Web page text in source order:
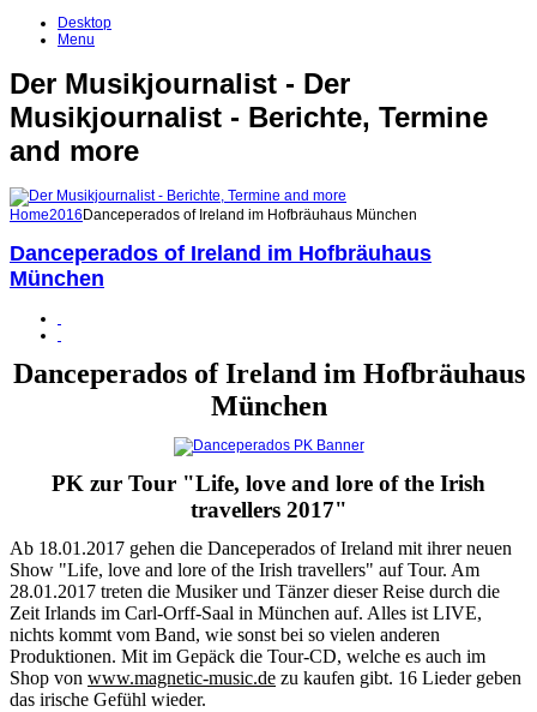
Desktop
Menu
Der Musikjournalist - Der
Musikjournalist - Berichte, Termine
and more
Home2016 Danceperados of Ireland im Hofbräuhaus München
Danceperados of Ireland im Hofbräuhaus
München
Danceperados of Ireland im Hofbräuhaus
München
PK zur Tour "Life, love and lore of the Irish
travellers 2017"
Ab 18.01.2017 gehen die Danceperados of Ireland mit ihrer neuen
Show "Life, love and lore of the Irish travellers" auf Tour. Am
28.01.2017 treten die Musiker und Tänzer dieser Reise durch die
Zeit Irlands im Carl-Orff-Saal in München auf. Alles ist LIVE,
nichts kommt vom Band, wie sonst bei so vielen anderen
Produktionen. Mit im Gepäck die Tour-CD, welche es auch im
Shop von www.magnetic-music.de zu kaufen gibt. 16 Lieder geben
das irische Gefühl wieder.